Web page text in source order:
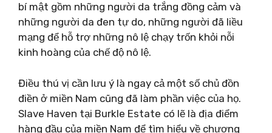
bí mật gồm những người da trắng đồng cảm và
những người da đen tự do, những người đã liều
mạng để hỗ trợ những nô lệ chạy trốn khỏi nỗi
kinh hoàng của chế độ nô lệ.
Điều thú vị cần lưu ý là ngay cả một số chủ đồn
điền ở miền Nam cũng đã làm phần việc của họ.
Slave Haven tại Burkle Estate có lẽ là địa điểm
hàng đầu của miền Nam để tìm hiểu về chương